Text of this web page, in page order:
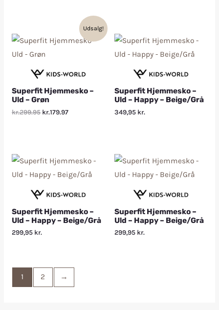
Udsalg!
Superfit Hjemmesko –
Uld – Grøn
kr.299.95 kr.179.97
Superfit Hjemmesko –
Uld – Happy – Beige/Grå
349,95 kr.
Superfit Hjemmesko –
Uld – Happy – Beige/Grå
299,95 kr.
Superfit Hjemmesko –
Uld – Happy – Beige/Grå
299,95 kr.
1 2 →